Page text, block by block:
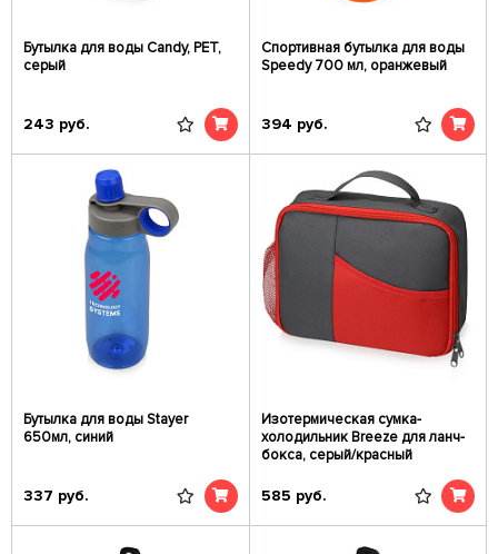
Бутылка для воды Candy, PET,
серый
243 руб.
Спортивная бутылка для воды
Speedy 700 мл, оранжевый
394 руб.
Бутылка для воды Stayer
650мл, синий
337 руб.
Изотермическая сумка-
холодильник Breeze для ланч-
бокса, серый/красный
585 руб.